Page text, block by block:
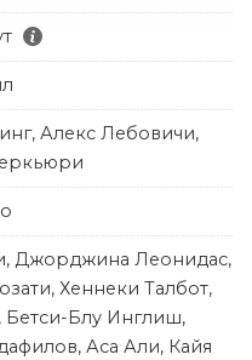
Алекс Лебовичи,
Джорджина Леонидас,
Хеннеки Талбот,
Бетси-Блу Инглиш,
Аса Али, Кайя